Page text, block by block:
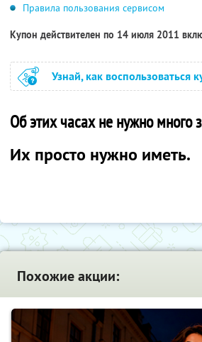
Правила пользования сервисом
Купон действителен по 14 июля 2011
Узнай, как воспользоваться
Об этих часах не нужно много
Их просто нужно иметь.
Похожие акции: